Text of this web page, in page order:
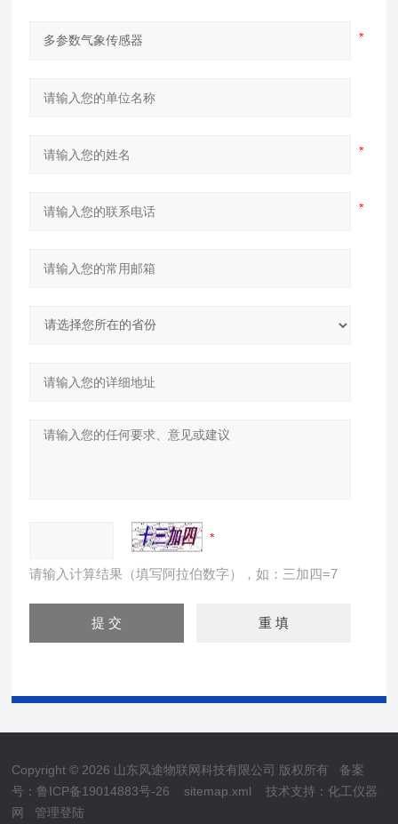
请输入计算结果（填写阿拉伯数字），如：三加四=7
Copyright © 2026 山东风途物联网科技有限公司 版权所有 备案
号：鲁ICP备19014883号-26
sitemap.xml 技术支持：化工仪器
网
管理登陆